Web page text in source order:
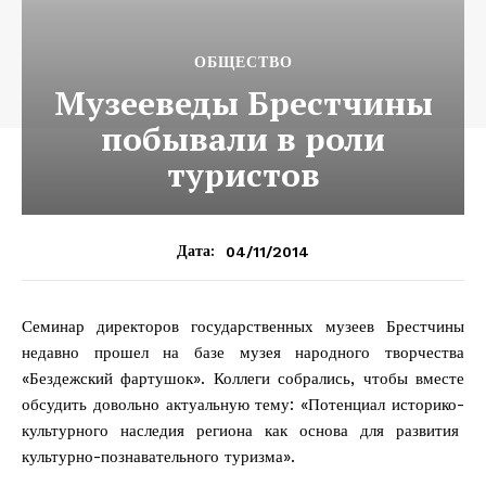
ОБЩЕСТВО
Музееведы Брестчины
побывали в роли
туристов
Дата: 04/11/2014
Семинар директоров государственных музеев Брестчины
недавно прошел на базе музея народного творчества
«Бездежский фартушок». Коллеги собрались, чтобы вместе
обсудить довольно актуальную тему: «Потенциал историко-
культурного наследия региона как основа для развития
культурно-познавательного туризма».